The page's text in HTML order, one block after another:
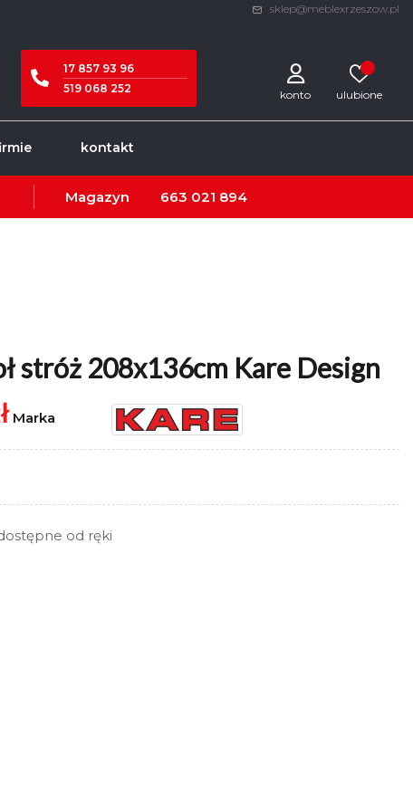
sklep@meblexrzeszow.pl
17 857 93 96
519 068 252
konto
kontakt
Magazyn 663 021 894
stróż 208x136cm Kare Design
Marka
od ręki